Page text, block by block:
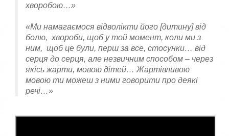
хворобою…»
«Ми намагаємося відволікти його [дитину] від
болю, хвороби, щоб у той момент, коли ми з
ним, щоб це були, перш за все, стосунки… від
серця до серця, але незвичним способом – через
якісь жарти, мовою дітей… Жартівливою
мовою ти можеш з ними говорити про деякі
речі…»